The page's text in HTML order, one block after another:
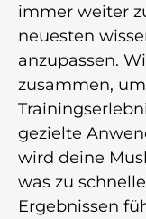
immer weiter
neuesten
anzupassen.
zusammen,
gezielte
wird deine
was zu
Ergebnissen